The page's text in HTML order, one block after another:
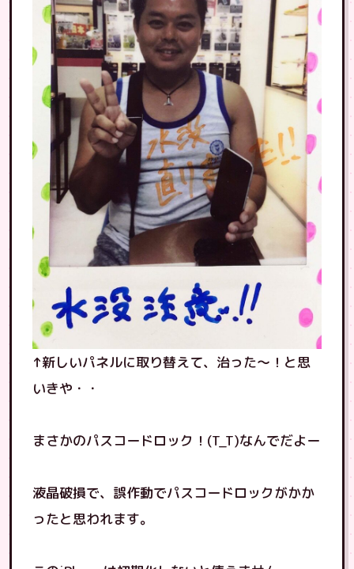
↑新しいパネルに取り替えて、治った〜！と思
いきや・・
まさかのパスコードロック！(T_T)なんでだよー
液晶破損で、誤作動でパスコードロックがかか
ったと思われます。